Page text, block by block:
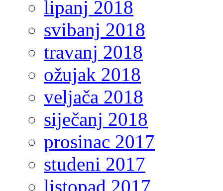
lipanj 2018
svibanj 2018
travanj 2018
ožujak 2018
veljača 2018
siječanj 2018
prosinac 2017
studeni 2017
listopad 2017